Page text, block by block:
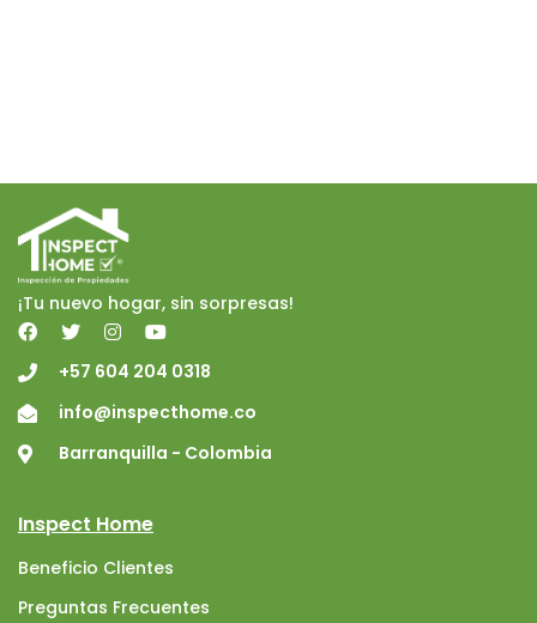
¡Tu nuevo hogar, sin sorpresas!
+57 604 204 0318
info@inspecthome.co
Barranquilla - Colombia
Inspect Home
Beneficio Clientes
Preguntas Frecuentes